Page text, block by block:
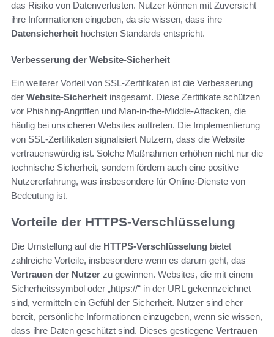
das Risiko von Datenverlusten. Nutzer können mit Zuversicht
ihre Informationen eingeben, da sie wissen, dass ihre
Datensicherheit höchsten Standards entspricht.
Verbesserung der Website-Sicherheit
Ein weiterer Vorteil von SSL-Zertifikaten ist die Verbesserung
der Website-Sicherheit insgesamt. Diese Zertifikate schützen
vor Phishing-Angriffen und Man-in-the-Middle-Attacken, die
häufig bei unsicheren Websites auftreten. Die Implementierung
von SSL-Zertifikaten signalisiert Nutzern, dass die Website
vertrauenswürdig ist. Solche Maßnahmen erhöhen nicht nur die
technische Sicherheit, sondern fördern auch eine positive
Nutzererfahrung, was insbesondere für Online-Dienste von
Bedeutung ist.
Vorteile der HTTPS-Verschlüsselung
Die Umstellung auf die HTTPS-Verschlüsselung bietet
zahlreiche Vorteile, insbesondere wenn es darum geht, das
Vertrauen der Nutzer zu gewinnen. Websites, die mit einem
Sicherheitssymbol oder „https://“ in der URL gekennzeichnet
sind, vermitteln ein Gefühl der Sicherheit. Nutzer sind eher
bereit, persönliche Informationen einzugeben, wenn sie wissen,
dass ihre Daten geschützt sind. Dieses gestiegene Vertrauen